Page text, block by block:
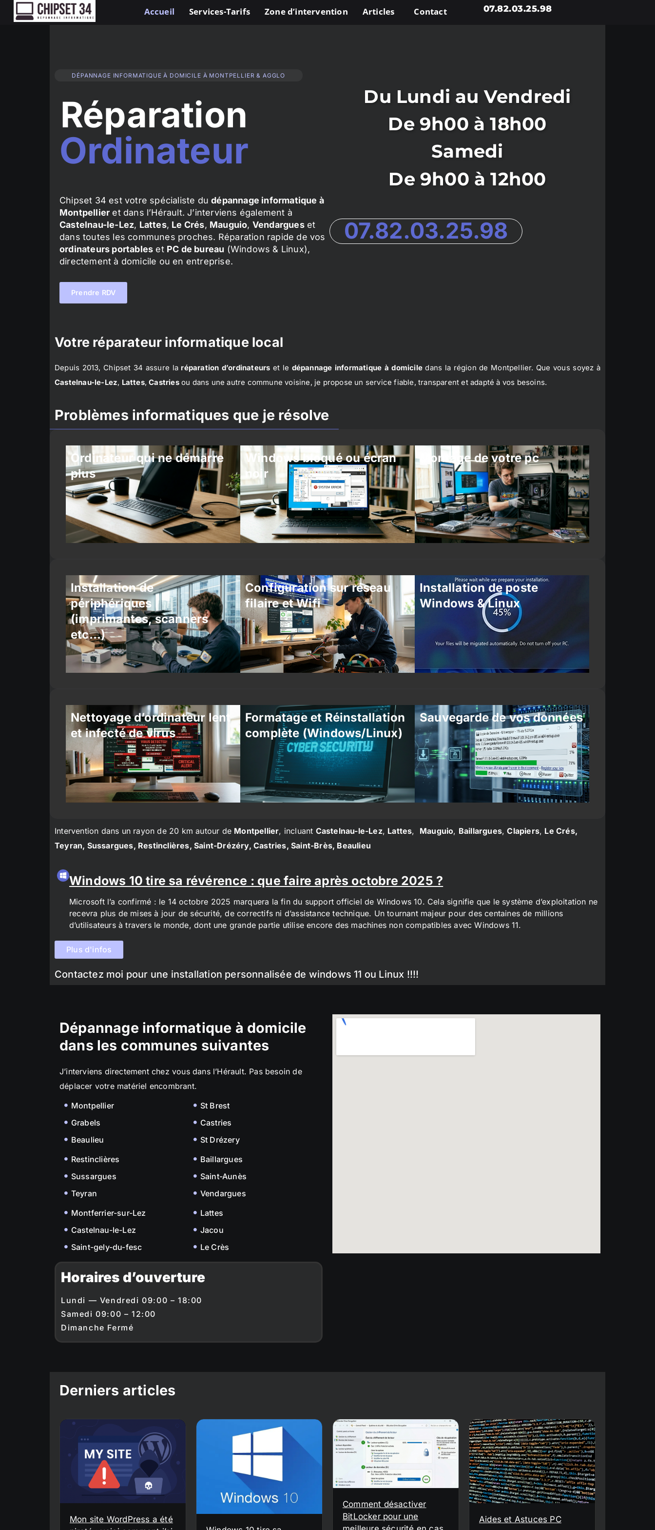
Accueil Services-Tarifs Zone d’intervention Articles Contact 07.82.03.25.98
DÉPANNAGE INFORMATIQUE À DOMICILE À MONTPELLIER & AGGLO
Réparation
Ordinateur
Chipset 34 est votre spécialiste dudépannage informatique à
Montpellier et dans l’Hérault. J’interviens également à
Castelnau-le-Lez, Lattes, Le Crés, Mauguio, Vendargueset
dans toutes les communes proches. Réparation rapide de vos
ordinateurs portables et PC de bureau (Windows & Linux),
directement à domicile ou en entreprise.
Prendre RDV
Du Lundi au Vendredi
De 9h00 à 18h00
Samedi
De 9h00 à 12h00
07.82.03.25.98
Votre réparateur informatique local
Depuis 2013, Chipset 34 assure la réparation d’ordinateurs et le dépannage informatique à domicile dans la région de Montpellier. Que vous soyez à
Castelnau-le-Lez, Lattes,Castriesou dans une autre commune voisine, je propose un service fiable, transparent et adapté à vos besoins.
Problèmes informatiques que je résolve
Ordinateur qui ne démarre
plus
Windows bloqué ou écran
noir
Montage de votre pc
Installation de
périphériques
(imprimantes, scanners
etc…)
Configuration sur réseau
filaire et Wifi
Installation de poste
Windows & Linux
Nettoyage d’ordinateur lent
et infecté de virus
Formatage et Réinstallation
complète (Windows/Linux)
Sauvegarde de vos données
Intervention dans un rayon de 20 km autour de Montpellier, incluant Castelnau-le-Lez, Lattes, Mauguio, Baillargues,Clapiers, Le Crés,
Teyran, Sussargues, Restinclières, Saint-Drézéry, Castries, Saint-Brès, Beaulieu
Windows 10 tire sa révérence : que faire après octobre 2025 ?
Microsoft l’a confirmé : le 14 octobre 2025 marquera la fin du support officiel de Windows 10. Cela signifie que le système d’exploitation ne
recevra plus de mises à jour de sécurité, de correctifs ni d’assistance technique. Un tournant majeur pour des centaines de millions
d’utilisateurs à travers le monde, dont une grande partie utilise encore des machines non compatibles avec Windows 11.
Plus d'infos
Contactez moi pour une installation personnalisée de windows 11 ou Linux !!!!
Dépannage informatique à domicile
dans les communes suivantes
J’interviens directement chez vous dans l’Hérault. Pas besoin de
déplacer votre matériel encombrant.
Montpellier
Grabels
Beaulieu
St Brest
Castries
St Drézery
Restinclières
Sussargues
Teyran
Baillargues
Saint-Aunès
Vendargues
Montferrier-sur-Lez
Castelnau-le-Lez
Saint-gely-du-fesc
Lattes
Jacou
Le Crès
Horaires d’ouverture
Lundi — Vendredi 09:00 – 18:00
Samedi 09:00 – 12:00
Dimanche Fermé
Derniers articles
Mon site WordPress a été
Comment désactiver
BitLocker pour une
Aides et Astuces PC